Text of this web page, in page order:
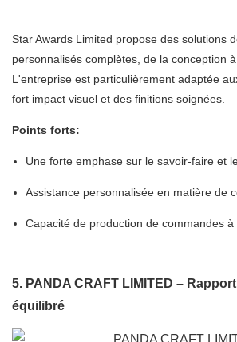
Star Awards Limited propose des solutions
personnalisés complètes, de la conception
L'entreprise est particulièrement adaptée
fort impact visuel et des finitions soignées.
Points forts:
Une forte emphase sur le savoir-faire et
Assistance personnalisée en matière de
Capacité de production de commandes
5. PANDA CRAFT LIMITED –
équilibré